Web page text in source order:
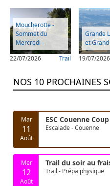
Moucherotte -
Sommet du
Mercredi -
Trail
22/07/2026
Grande
et
19/07/2026
NOS 10 PROCHAINES
Mar
11
Août
ESC Couenne
Escalade - Couenne
Mer
12
Août
Trail du soir au
Trail - Prépa physique